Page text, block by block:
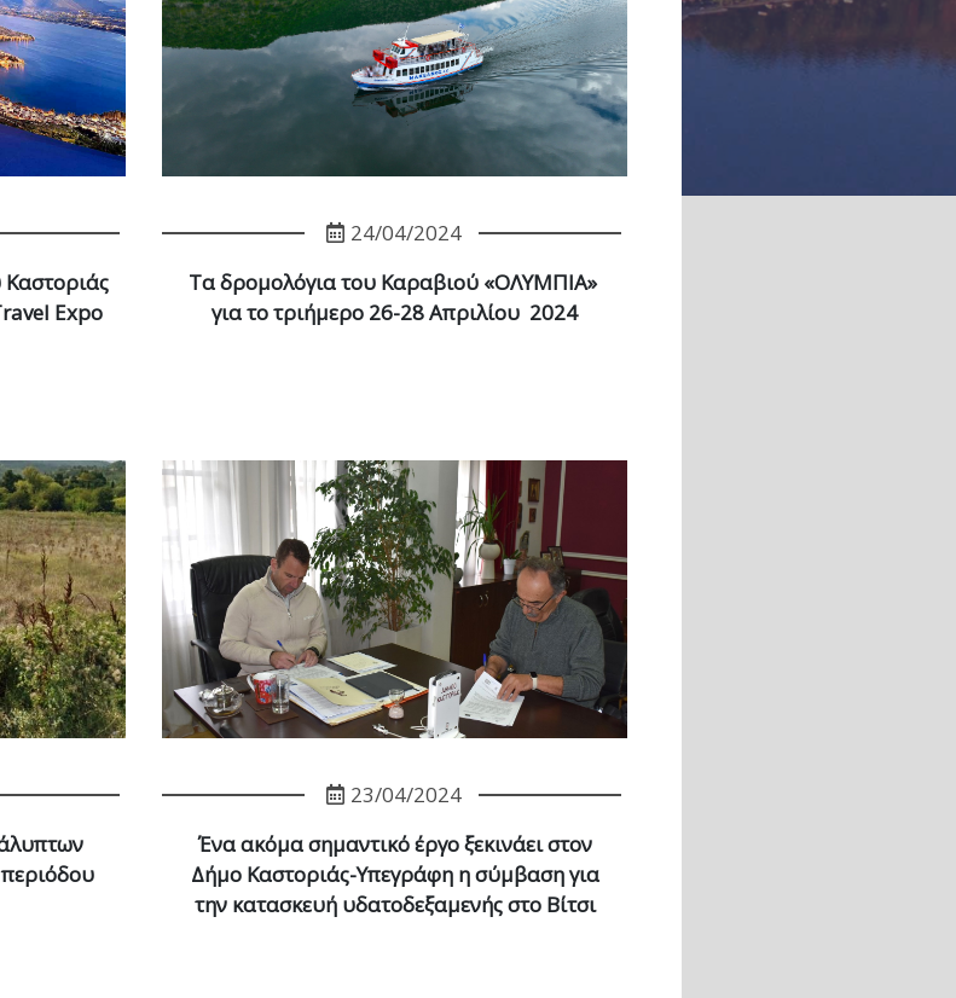
Expo
24/04/2024
Τα δρομολόγια του Καραβιού «ΟΛΥΜΠΙΑ»
για το τριήμερο 26-28 Απριλίου 2024
23/04/2024
Ένα ακόμα σημαντικό έργο ξεκινάει στον
Δήμο Καστοριάς-Υπεγράφη η σύμβαση για
την κατασκευή υδατοδεξαμενής στο Βίτσι